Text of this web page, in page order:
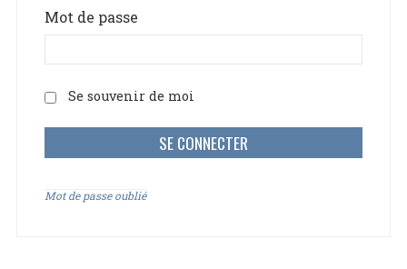
Mot de passe
Se souvenir de moi
Mot de passe oublié